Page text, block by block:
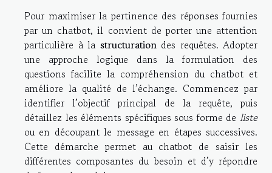
Pour maximiser la pertinence des réponses fournies
par un chatbot, il convient de porter une attention
particulière à la structurationdes requêtes. Adopter
une approche logique dans la formulation des
questions facilite la compréhension du chatbot et
améliore la qualité de l’échange. Commencez par
identifier l’objectif principal de la requête, puis
détaillez les éléments spécifiques sous forme de liste
ou en découpant le message en étapes successives.
Cette démarche permet au chatbot de saisir les
différentes composantes du besoin et d’y répondre